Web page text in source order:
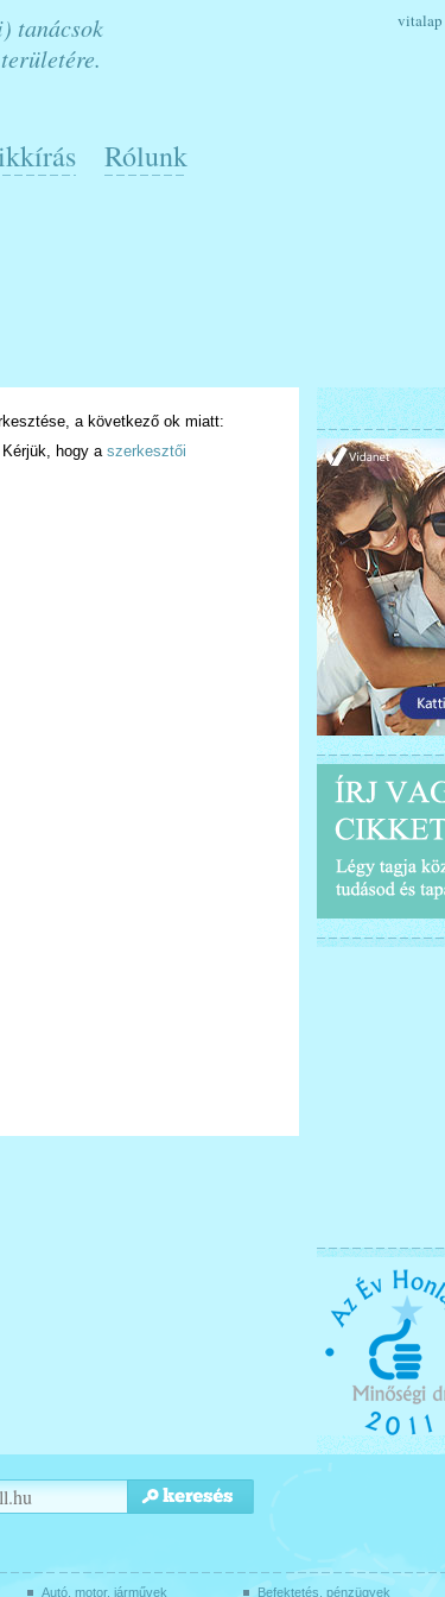
tanácsok
vitalap
Rólunk
a következő ok miatt:
hogy a szerkesztői
Autó, motor, járművek Befektetés, pénzügyek